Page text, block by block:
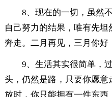
8、现在的一切，虽然不
自己努力的结果，唯有先
奔走。二月再见，三月你好
9、生活其实很简单，过
头，仍然是路，只要你愿
放时，你只能拥有一件东